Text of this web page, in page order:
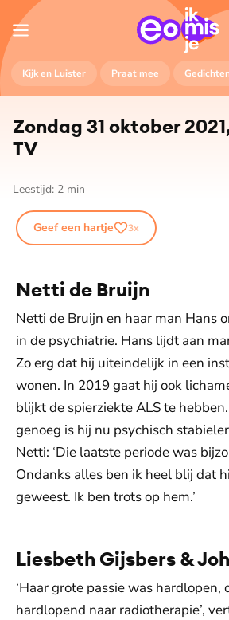
Kijk en Luister Praat mee
Zondag 31 oktober
TV
Leestijd: 2 min
Geef een hartje 3x
Netti de Bruijn
Netti de Bruijn en haar man Hans
in de psychiatrie. Hans lijdt aan
Zo erg dat hij uiteindelijk in een
wonen. In 2019 gaat hij ook
blijkt de spierziekte ALS te
genoeg is hij nu psychisch
Netti: ‘Die laatste periode was
Ondanks alles ben ik heel blij dat
geweest. Ik ben trots op hem.’
Liesbeth Gijsbers &
‘Haar grote passie was hardlopen,
hardlopend naar radiotherapie’,